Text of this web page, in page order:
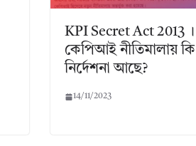
KPI Secret Act 2013 ।
কেপিআই নীতিমালায় কি
নির্দেশনা আছে?
14/11/2023